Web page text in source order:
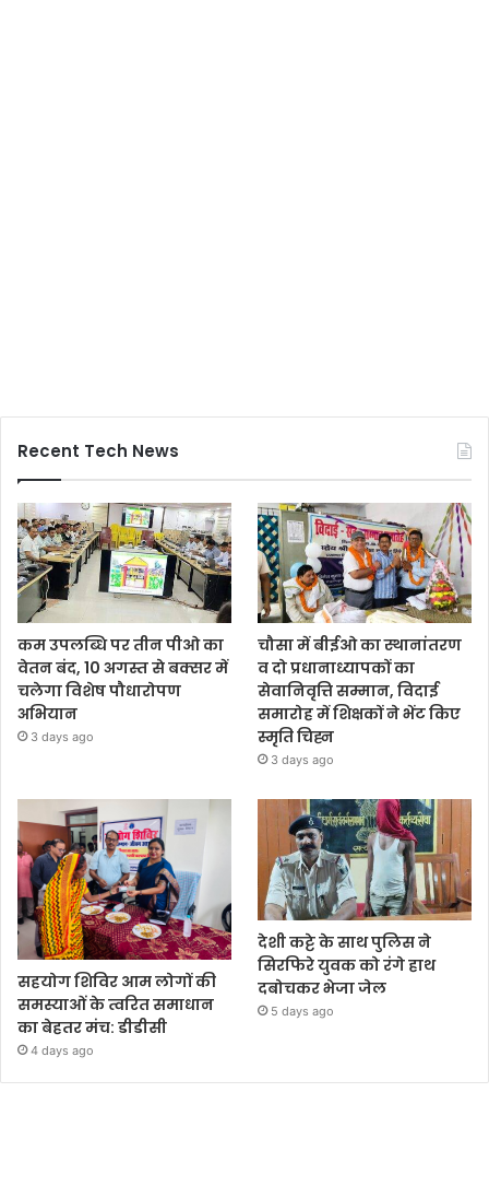
Recent Tech News
कम उपलब्धि पर तीन पीओ का
वेतन बंद, 10 अगस्त से बक्सर में
चलेगा विशेष पौधारोपण
अभियान
3 days ago
चौसा में बीईओ का स्थानांतरण
व दो प्रधानाध्यापकों का
सेवानिवृत्ति सम्मान, विदाई
समारोह में शिक्षकों ने भेंट किए
स्मृति चिह्न
3 days ago
सहयोग शिविर आम लोगों की
समस्याओं के त्वरित समाधान
का बेहतर मंच: डीडीसी
4 days ago
देशी कट्टे के साथ पुलिस ने
सिरफिरे युवक को रंगे हाथ
दबोचकर भेजा जेल
5 days ago